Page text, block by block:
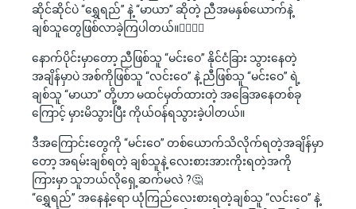
ဆိုင်ဆိုင်ပဲ “ရွှေရည်” နဲ့ “မာယာ” ဆိုတဲ့ ညီအမနှစ်ယောက်နဲ့
ချစ်သူတွေဖြစ်လာခဲ့ကြပါတယ်။👩‍❤‍💋‍👨
နောက်ပိုင်းမှာတော့ ညီဖြစ်သူ “မင်းဝေ” နိုင်ငံခြား သွားနေတဲ့
အချိန်မှာပဲ အစ်ကိုဖြစ်သူ “လင်းဝေ” နဲ့ ညီဖြစ်သူ “မင်းဝေ” ရဲ့
ချစ်သူ “မာယာ” တို့ဟာ မထင်မှတ်ထားတဲ့ အခြေအနေတစ်ခု
ကြောင့် မှားမိသွားပြီး ကိုယ်ဝန်ရသွားခဲ့ပါတယ်။
ဒီအကြောင်းတွေကို “မင်းဝေ” တစ်ယောက်သိလိုက်ရတဲ့အချိန်မှာ
တော့ အရမ်းချစ်ရတဲ့ ချစ်သူနဲ့ လေးစားအားကိုးရတဲ့အကို
ကြားမှာ သူဘယ်လိုရှေ့ဆက်မလဲ ?🤔
“ရွှေရည်” အနေနဲ့ရော ယုံကြည်လေးစားရတဲ့ချစ်သူ “လင်းဝေ” နဲ့